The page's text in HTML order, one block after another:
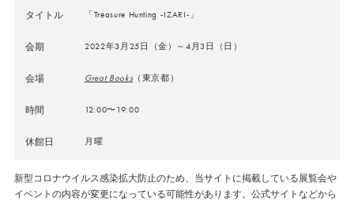
タイトル 「Treasure Hunting -IZARI-」
会期 2022年3月25日（金）～4月3日（日）
会場 Great Books （東京都）
時間 12:00〜19:00
休館日 月曜
新型コロナウイルス感染拡大防止のため、当サイトに掲載している展覧会や
イベントの内容が変更になっている可能性があります。公式サイトなどから